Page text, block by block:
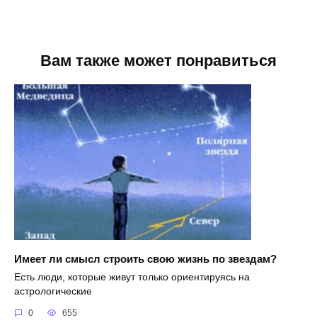
Вам также может понравиться
Имеет ли смысл строить свою жизнь по звездам?
Есть люди, которые живут только ориентируясь на
астрологические
0 655